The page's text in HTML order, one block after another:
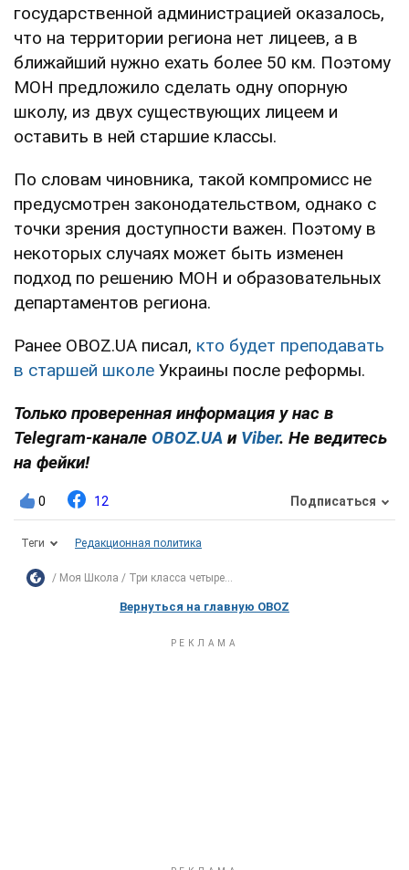
государственной администрацией оказалось,
что на территории региона нет лицеев, а в
ближайший нужно ехать более 50 км. Поэтому
МОН предложило сделать одну опорную
школу, из двух существующих лицеем и
оставить в ней старшие классы.
По словам чиновника, такой компромисс не
предусмотрен законодательством, однако с
точки зрения доступности важен. Поэтому в
некоторых случаях может быть изменен
подход по решению МОН и образовательных
департаментов региона.
Ранее OBOZ.UA писал, кто будет преподавать
в старшей школе Украины после реформы.
Только проверенная информация у нас в
Telegram-канале OBOZ.UA и Viber. Не ведитесь
на фейки!
0 12 Подписаться
Теги Редакционная политика
Моя Школа Три класса четыре...
Вернуться на главную OBOZ